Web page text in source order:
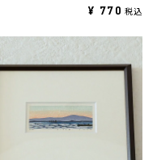
¥ 770 税込